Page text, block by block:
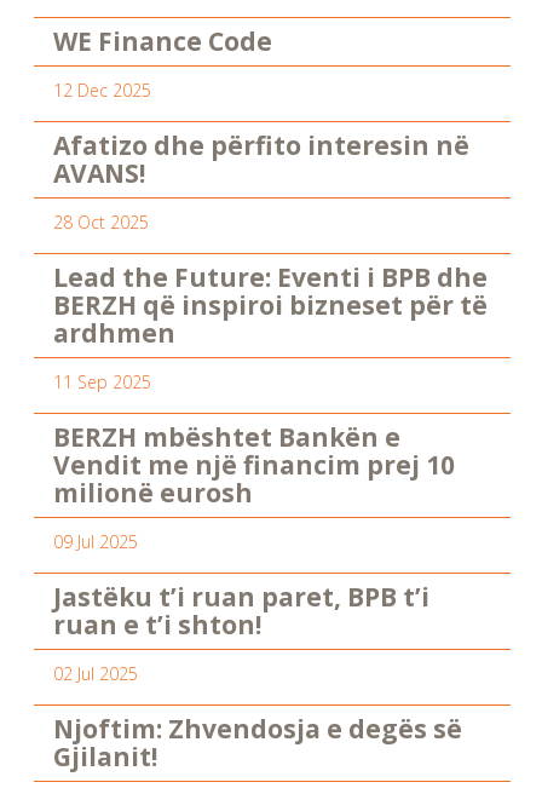
WE Finance Code
12 Dec 2025
Afatizo dhe përfito interesin në
AVANS!
28 Oct 2025
Lead the Future: Eventi i BPB dhe
BERZH që inspiroi bizneset për të
ardhmen
11 Sep 2025
BERZH mbështet Bankën e
Vendit me një financim prej 10
milionë eurosh
09 Jul 2025
Jastëku t’i ruan paret, BPB t’i
ruan e t’i shton!
02 Jul 2025
Njoftim: Zhvendosja e degës së
Gjilanit!